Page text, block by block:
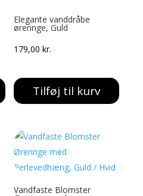
Elegante vanddråbe
øreringe, Guld
179,00kr.
Tilføj til kurv
Vandfaste Blomster